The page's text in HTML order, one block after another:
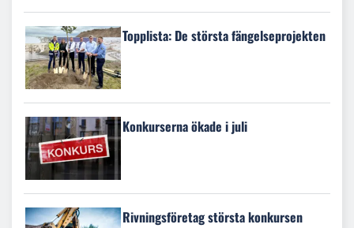
Topplista: De största fängelseprojekten
Konkurserna ökade i juli
Rivningsföretag största konkursen